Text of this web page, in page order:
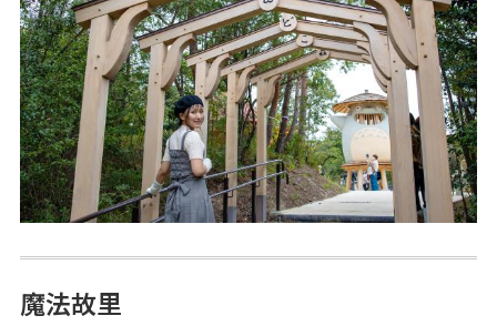
魔法故里